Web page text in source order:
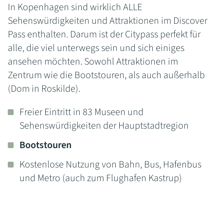
In Kopenhagen sind wirklich ALLE
Sehenswürdigkeiten und Attraktionen im Discover
Pass enthalten. Darum ist der Citypass perfekt für
alle, die viel unterwegs sein und sich einiges
ansehen möchten. Sowohl Attraktionen im
Zentrum wie die Bootstouren, als auch außerhalb
(Dom in Roskilde).
Freier Eintritt in 83 Museen und
Sehenswürdigkeiten der Hauptstadtregion
Bootstouren
Kostenlose Nutzung von Bahn, Bus, Hafenbus
und Metro (auch zum Flughafen Kastrup)